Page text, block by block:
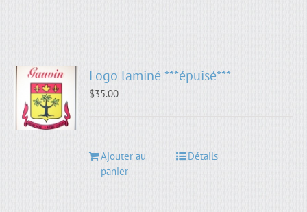
Logo laminé ***épuisé***
$35.00
Ajouter au
panier
Détails